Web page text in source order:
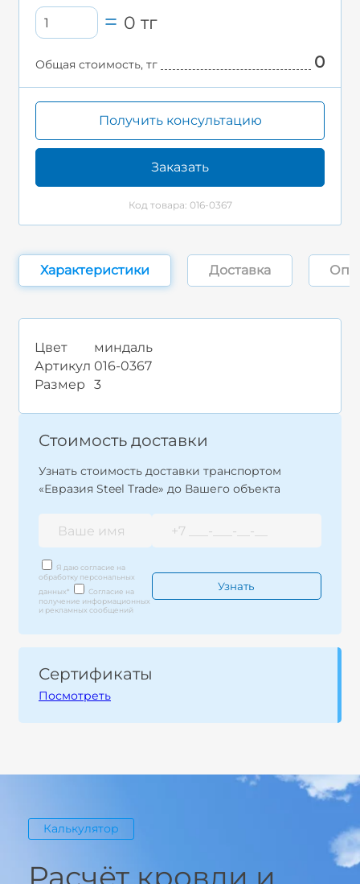
0тг
Общая стоимость, тг 0
Получить консультацию
Заказать
Код товара: 016-0367
Характеристики Доставка
Цвет
миндаль
Артикул 016-0367
Размер
3
Стоимость доставки
Узнать стоимость доставки транспортом
«Евразия Steel Trade» до Вашего объекта
Я даю согласие на
обработку персональных
данных*
Согласие на
получение информационных
и рекламных сообщений
Сертификаты
Посмотреть
Калькулятор
Расчёт кровли и